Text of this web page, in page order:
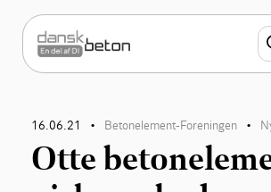
16.06.21 • Betonelement-Foreningen •
Otte